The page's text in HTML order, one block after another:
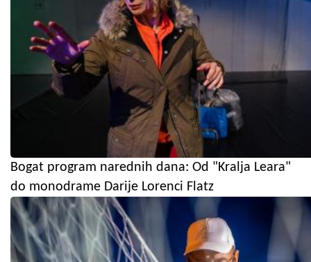
Bogat program narednih dana: Od "Kralja Leara"
do monodrame Darije Lorenci Flatz